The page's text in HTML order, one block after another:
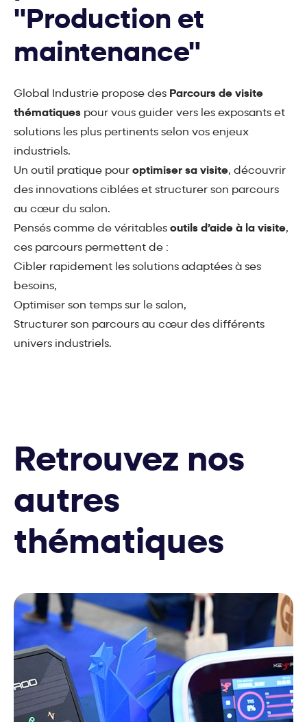
"Production et
maintenance"
Global Industrie propose des Parcours de visite
thématiques pour vous guider vers les exposants et
solutions les plus pertinents selon vos enjeux
industriels.
Un outil pratique pour optimiser sa visite, découvrir
des innovations ciblées et structurer son parcours
au cœur du salon.
Pensés comme de véritables outils d’aide à la visite,
ces parcours permettent de :
Cibler rapidement les solutions adaptées à ses
besoins,
Optimiser son temps sur le salon,
Structurer son parcours au cœur des différents
univers industriels.
Retrouvez nos
autres
thématiques